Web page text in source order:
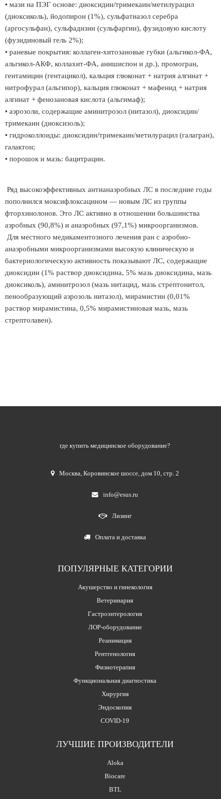
• мази на ПЭГ основе: диоксидин/тримекаин/метилурацил
(диоксиколь), йодопирон (1%), сульфатиазол серебра
(аргосульфан), сульфадизин (сульфаргин), фузидовую кислоту
(фузидиновый гель 2%);
• раневые покрытия: коллаген-хитозановые губки (альгикол-ФА,
альгикол-АКФ, коллахит-ФА, анишиспон и др.), промогран,
гентамицин (гентацикол), кальция глюконат + натрия алгинат +
нитрофурал (альгипор), кальция глюконат + мафенид + натрия
алгинат + фенозановая кислота (альгимаф);
• аэрозоли, содержащие аминитрозол (нитазол), диоксидин/
тримекаин (диоксизоль);
• гидроколлоиды: диоксидин/тримекаин/метилурацил (галагран),
галактон;
• порошок и мазь: бацитрацин.
Ряд высокоэффективных антианаэробных ЛС в последние годы
пополнился моксифлоксацином — новым ЛС из группы
фторхинолонов. Это ЛС активно в отношении большинства
аэробных (90,8%) и анаэробных (97,1%) микроорганизмов.
Для местного медикаментозного лечения ран с аэробно-
анаэробными микроорганизмами высокую клиническую и
бактериологическую активность показывают ЛС, содержащие
диоксидин (1% раствор диоксидина, 5% мазь диоксидина, мазь
диоксиколь), аминитрозол (мазь нитацид, мазь стрептонитол,
пенообразующий аэрозоль нитазол), мирамистин (0,01%
раствор мирамистина, 0,5% мирамистиновая мазь, мазь
стрептолавен).
где купить медицинское оборудование?
Москва,Коровинское шоссе, дом 10, стр. 2
info@esus.ru
Лизинг
Оплата и доставка
ПОПУЛЯРНЫЕ КАТЕГОРИИ
Акушерство и гинекология
Ветеринария
Гастроэнтерология
ЛОР-оборудование
Реанимация
Рентгенология
Физиотерапия
Функциональная диагностика
Хирургия
Эндоскопия
COVID-19
ЛУЧШИЕ ПРОИЗВОДИТЕЛИ
Aloka
Biocare
BTL